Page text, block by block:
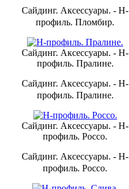
Сайдинг. Аксессуары. - H-
профиль. Пломбир.
Сайдинг. Аксессуары. - H-
профиль. Пралине.
Сайдинг. Аксессуары. - H-
профиль. Пралине.
Сайдинг. Аксессуары. - H-
профиль. Россо.
Сайдинг. Аксессуары. - H-
профиль. Россо.